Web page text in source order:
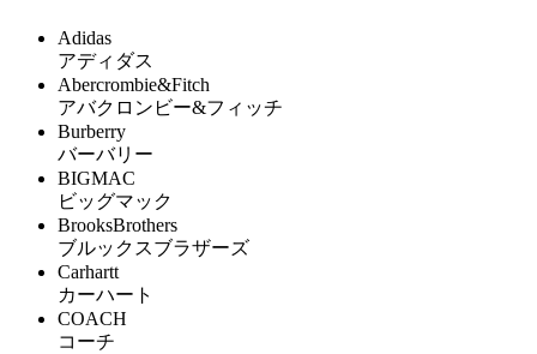
Adidas
アディダス
Abercrombie&Fitch
アバクロンビー&フィッチ
Burberry
バーバリー
BIGMAC
ビッグマック
BrooksBrothers
ブルックスブラザーズ
Carhartt
カーハート
COACH
コーチ